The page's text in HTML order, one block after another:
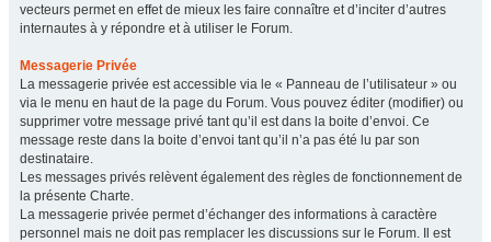
vecteurs permet en effet de mieux les faire connaître et d’inciter d’autres
internautes à y répondre et à utiliser le Forum.
Messagerie Privée
La messagerie privée est accessible via le « Panneau de l’utilisateur » ou
via le menu en haut de la page du Forum. Vous pouvez éditer (modifier) ou
supprimer votre message privé tant qu’il est dans la boite d’envoi. Ce
message reste dans la boite d’envoi tant qu’il n’a pas été lu par son
destinataire.
Les messages privés relèvent également des règles de fonctionnement de
la présente Charte.
La messagerie privée permet d’échanger des informations à caractère
personnel mais ne doit pas remplacer les discussions sur le Forum. Il est